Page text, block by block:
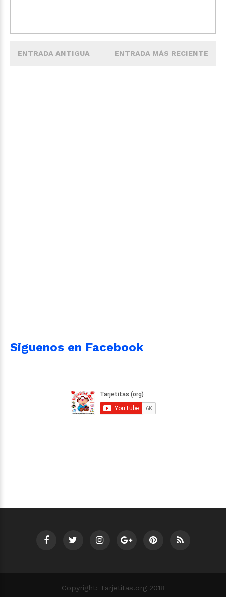
ENTRADA MÁS RECIENTE
ENTRADA ANTIGUA
Siguenos en Facebook
Copyright: Tarjetitas.org 2018